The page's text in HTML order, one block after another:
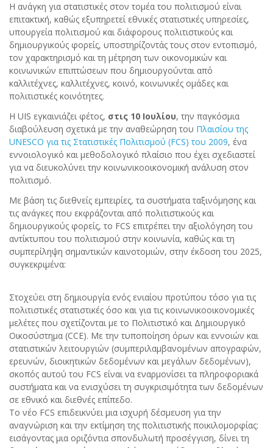
Η ανάγκη για στατιστικές στον τομέα του πολιτισμού είναι
επιτακτική, καθώς εξυπηρετεί εθνικές στατιστικές υπηρεσίες,
υπουργεία πολιτισμού και διάφορους πολιτιστικούς και
δημιουργικούς φορείς, υποστηρίζοντάς τους στον εντοπισμό,
τον χαρακτηρισμό και τη μέτρηση των οικονομικών και
κοινωνικών επιπτώσεων που δημιουργούνται από
καλλιτέχνες, καλλιτέχνες, κοινό, κοινωνικές ομάδες και
πολιτιστικές κοινότητες.
Η UIS εγκαινιάζει φέτος, στις 10 Ιουλίου, την παγκόσμια
διαβούλευση σχετικά με την αναθεώρηση του Πλαισίου της
UNESCO για τις Στατιστικές Πολιτισμού (FCS) του 2009, ένα
εννοιολογικό και μεθοδολογικό πλαίσιο που έχει σχεδιαστεί
για να διευκολύνει την κοινωνικοοικονομική ανάλυση στον
πολιτισμό.
Με βάση τις διεθνείς εμπειρίες, τα συστήματα ταξινόμησης και
τις ανάγκες που εκφράζονται από πολιτιστικούς και
δημιουργικούς φορείς, το FCS επιτρέπει την αξιολόγηση του
αντίκτυπου του πολιτισμού στην κοινωνία, καθώς και τη
συμπερίληψη σημαντικών καινοτομιών, στην έκδοση του 2025,
συγκεκριμένα:
Στοχεύει στη δημιουργία ενός ενιαίου προτύπου τόσο για τις
πολιτιστικές στατιστικές όσο και για τις κοινωνικοοικονομικές
μελέτες που σχετίζονται με το Πολιτιστικό και Δημιουργικό
Οικοσύστημα (CCE). Με την τυποποίηση όρων και εννοιών και
στατιστικών λειτουργιών (συμπεριλαμβανομένων απογραφών,
ερευνών, διοικητικών δεδομένων και μεγάλων δεδομένων),
σκοπός αυτού του FCS είναι να εναρμονίσει τα πληροφοριακά
συστήματα και να ενισχύσει τη συγκρισιμότητα των δεδομένων
σε εθνικό και διεθνές επίπεδο.
Το νέο FCS επιδεικνύει μια ισχυρή δέσμευση για την
αναγνώριση και την εκτίμηση της πολιτιστικής ποικιλομορφίας:
εισάγοντας μια οριζόντια σπονδυλωτή προσέγγιση, δίνει τη